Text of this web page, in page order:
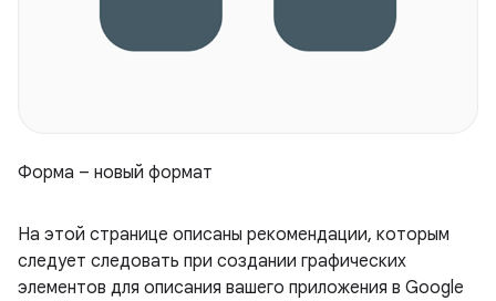
Форма – новый формат
На этой странице описаны рекомендации, которым
следует следовать при создании графических
элементов для описания вашего приложения в Google